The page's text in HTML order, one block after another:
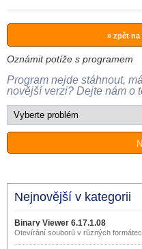
» zpět
Oznámit potíže s programem
Program nejde stáhnout,
novější verzi? Dejte nám o
Nejnovější v kategorii
Binary Viewer 6.17.1.08
Otevírání souborů v různých